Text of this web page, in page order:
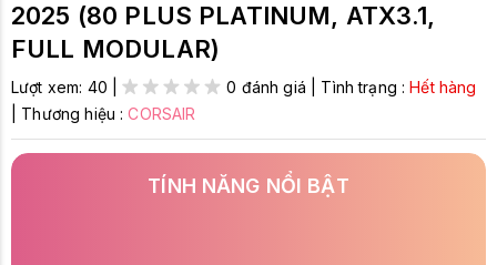
2025 (80 PLUS PLATINUM, ATX3.1,
FULL MODULAR)
Lượt xem: 40 | 0 đánh giá Tình trạng :Hết hàng
Thương hiệu :CORSAIR
TÍNH NĂNG NỔI BẬT